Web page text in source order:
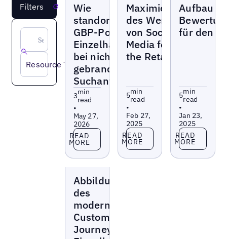
Filters Reset
Resource Type
Wie
standortspezifische
GBP-Posts
Einzelhandelsmarken
bei nicht-
gebrandeten lokalen
Suchanfragen helfen
3min
read
•
May 27,
2026
Read more
READ
MORE
Maximierung
des Werts
von Social
Media for
the Retail
5min
read
•
Feb 27,
2025
Read more
READ
MORE
Aufbau
für den
5min
read
•
Jan 23,
2025
Read more
READ
MORE
Abbildung
des
modernen
Customer-
Journeys im